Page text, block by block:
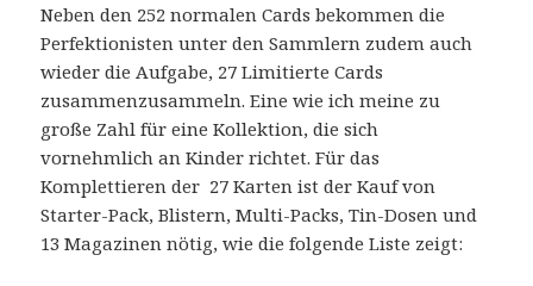
Neben den 252 normalen Cards bekommen die
Perfektionisten unter den Sammlern zudem auch
wieder die Aufgabe, 27 Limitierte Cards
zusammenzusammeln. Eine wie ich meine zu
große Zahl für eine Kollektion, die sich
vornehmlich an Kinder richtet. Für das
Komplettieren der 27 Karten ist der Kauf von
Starter-Pack, Blistern, Multi-Packs, Tin-Dosen und
13 Magazinen nötig, wie die folgende Liste zeigt: